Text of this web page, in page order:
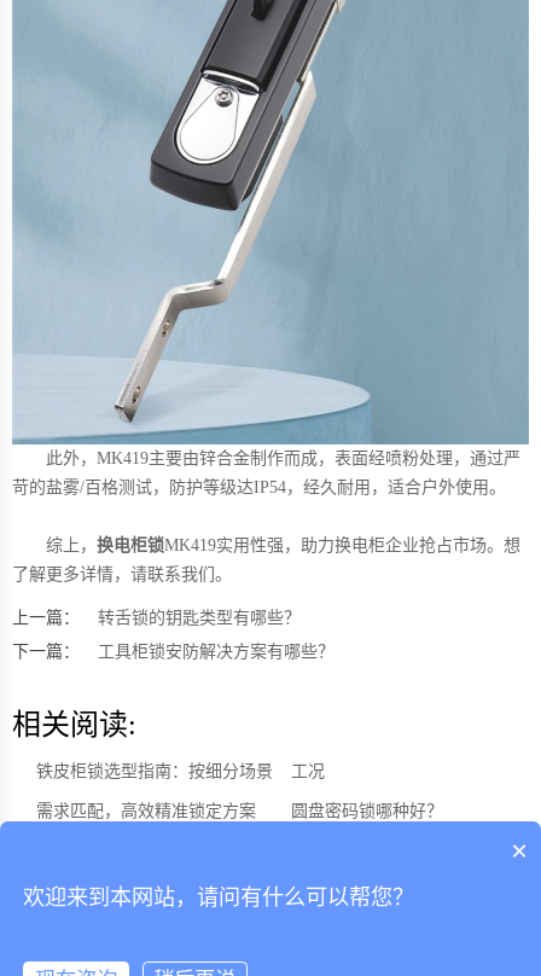
此外，MK419主要由锌合金制作而成，表面经喷粉处理，通过严
苛的盐雾/百格测试，防护等级达IP54，经久耐用，适合户外使用。
综上， 换电柜锁MK419实用性强，助力换电柜企业抢占市场。想
了解更多详情，请联系我们。
上一篇：
转舌锁的钥匙类型有哪些？
下一篇：
工具柜锁安防解决方案有哪些？
相关阅读:
铁皮柜锁选型指南：按细分场景
需求匹配，高效精准锁定方案
型要点适配泳池高湿多氯等复杂
工况
圆盘密码锁哪种好？
无源转舌锁助力玻璃展示柜精准
管理与高效运维
×
欢迎来到本网站，请问有什么可以帮您？